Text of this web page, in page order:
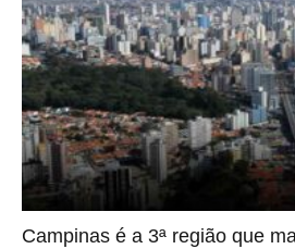
Campinas é a 3ª região que